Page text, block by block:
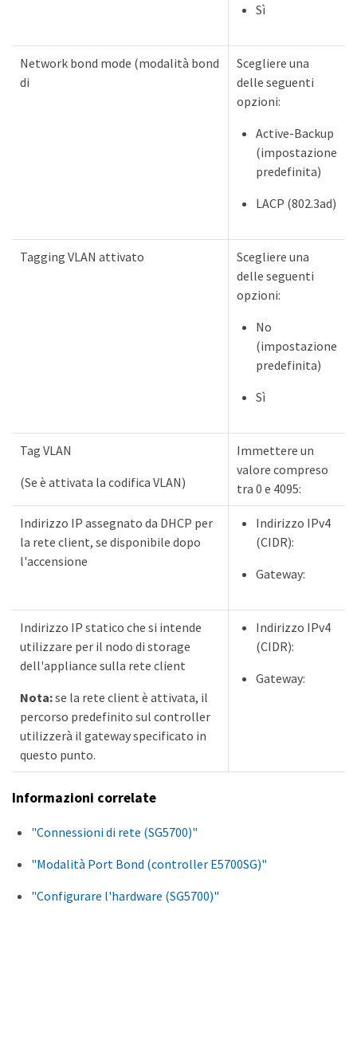
Sì
Network bond mode (modalità bond
di
Scegliere una
delle seguenti
opzioni:
Active-Backup
(impostazione
predefinita)
LACP (802.3ad)
Tagging VLAN attivato
Scegliere una
delle seguenti
opzioni:
No
(impostazione
predefinita)
Sì
Tag VLAN
(Se è attivata la codifica VLAN)
Immettere un
valore compreso
tra 0 e 4095:
Indirizzo IP assegnato da DHCP per
la rete client, se disponibile dopo
l'accensione
Indirizzo IPv4
(CIDR):
Gateway:
Indirizzo IP statico che si intende
utilizzare per il nodo di storage
dell'appliance sulla rete client
Nota:se la rete client è attivata, il
percorso predefinito sul controller
utilizzerà il gateway specificato in
questo punto.
Indirizzo IPv4
(CIDR):
Gateway:
Informazioni correlate
"Connessioni di rete (SG5700)"
"Modalità Port Bond (controller E5700SG)"
"Configurare l'hardware (SG5700)"